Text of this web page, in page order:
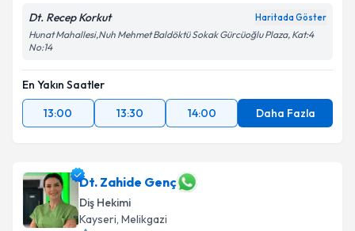
Dt. Recep Korkut Haritada Göster
Hunat Mahallesi,Nuh Mehmet Baldöktü Sokak Gürcüoğlu Plaza, Kat:4
No:14
En Yakın Saatler
13:00
13:30 14:00 Daha Fazla
Dt. Zahide Genç
Diş Hekimi
Kayseri, Melikgazi